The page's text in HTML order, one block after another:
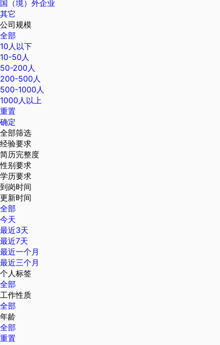
国（境）外企业
其它
公司规模
全部
10人以下
10-50人
50-200人
200-500人
500-1000人
1000人以上
重置
确定
全部筛选
经验要求
简历完整度
性别要求
学历要求
到岗时间
更新时间
全部
今天
最近3天
最近7天
最近一个月
最近三个月
个人标签
全部
工作性质
全部
年龄
全部
重置